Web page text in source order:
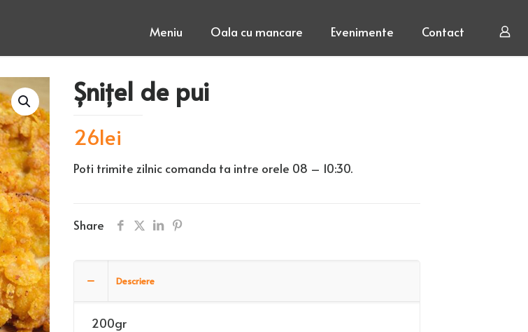
Meniu Oala cu mancare Evenimente Contact
Șnițel de pui
26lei
Poti trimite zilnic comanda ta intre orele 08 – 10:30.
Share
Descriere
200gr